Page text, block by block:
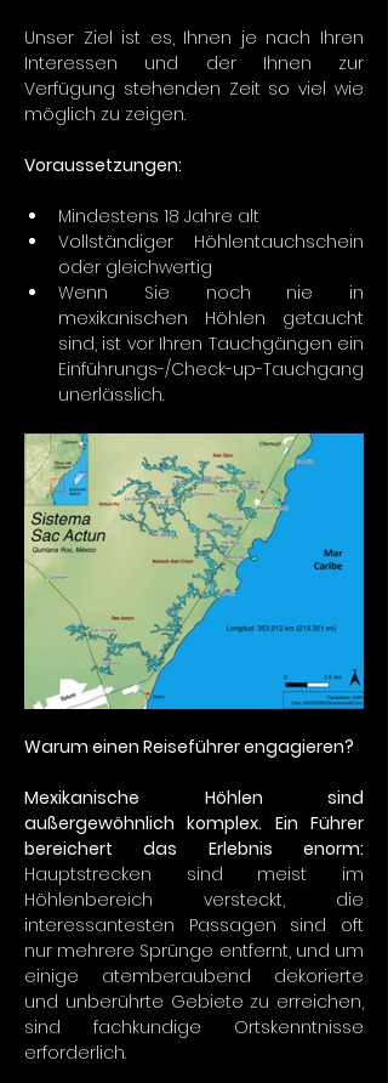
Unser Ziel ist es, Ihnen je nach Ihren
Interessen und der Ihnen zur
Verfügung stehenden Zeit so viel wie
möglich zu zeigen.
Voraussetzungen:
Mindestens 18 Jahre alt
Vollständiger Höhlentauchschein
oder gleichwertig
Wenn Sie noch nie in
mexikanischen Höhlen getaucht
sind, ist vor Ihren Tauchgängen ein
Einführungs-/Check-up-Tauchgang
unerlässlich.
Warum einen Reiseführer engagieren?
Mexikanische Höhlen sind
außergewöhnlich komplex. Ein Führer
bereichert das Erlebnis enorm:
Hauptstrecken sind meist im
Höhlenbereich versteckt, die
interessantesten Passagen sind oft
nur mehrere Sprünge entfernt, und um
einige atemberaubend dekorierte
und unberührte Gebiete zu erreichen,
sind fachkundige Ortskenntnisse
erforderlich.